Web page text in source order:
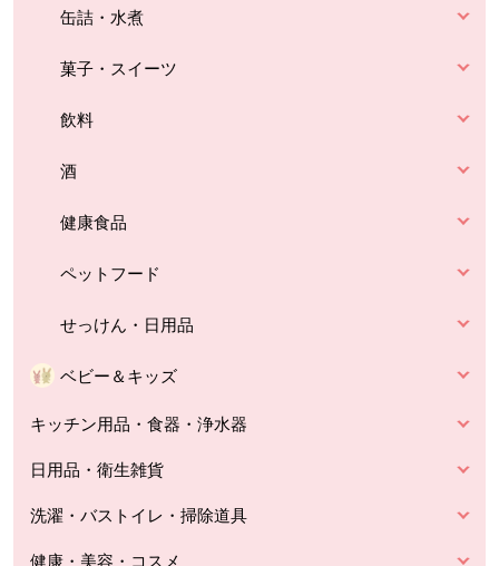
缶詰・水煮
菓子・スイーツ
飲料
酒
健康食品
ペットフード
せっけん・日用品
ベビー＆キッズ
キッチン用品・食器・浄水器
日用品・衛生雑貨
洗濯・バストイレ・掃除道具
健康・美容・コスメ